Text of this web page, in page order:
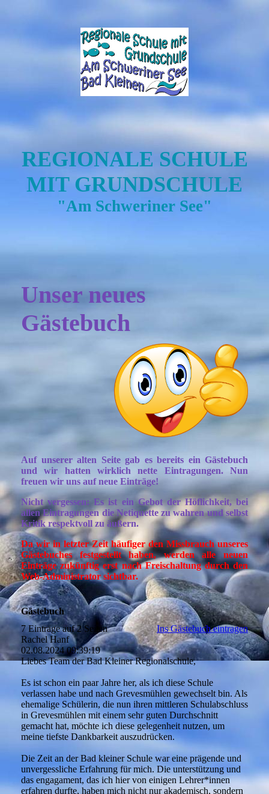
REGIONALE SCHULE
MIT GRUNDSCHULE
"Am Schweriner See"
Unser neues
Gästebuch
Auf unserer alten Seite gab es bereits ein Gästebuch
und wir hatten wirklich nette Eintragungen. Nun
freuen wir uns auf neue Einträge!
Nicht vergessen: Es ist ein Gebot der Höflichkeit, bei
allen Eintragungen die Netiquette zu wahren und selbst
Kritik respektvoll zu äußern.
Da wir in letzter Zeit häufiger den Missbrauch unseres
Gästebuches festgestellt haben, werden alle neuen
Einträge zukünftig erst nach Freischaltung durch den
Web-Administrator sichtbar.
Gästebuch
7 Einträge auf 2 Seiten
Ins Gästebuch eintragen
Rachel Hanf
02.08.2024 09:39:19
Liebes Team der Bad Kleiner Regionalschule,
Es ist schon ein paar Jahre her, als ich diese Schule
verlassen habe und nach Grevesmühlen gewechselt bin. Als
ehemalige Schülerin, die nun ihren mittleren Schulabschluss
in Grevesmühlen mit einem sehr guten Durchschnitt
gemacht hat, möchte ich diese gelegenheit nutzen, um
meine tiefste Dankbarkeit auszudrücken.
Die Zeit an der Bad kleiner Schule war eine prägende und
unvergessliche Erfahrung für mich. Die unterstützung und
das engagament, das ich hier von einigen Lehrer*innen
erfahren durfte, haben mich nicht nur akademisch, sondern